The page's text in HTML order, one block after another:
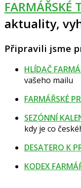
FARMÁŘSKÉ
aktuality,
Připravili jsme
HLÍDAČ
vašeho mailu
FARMÁŘSKÉ
SEZÓNNÍ
kdy je co
DESATERO K
KODEX